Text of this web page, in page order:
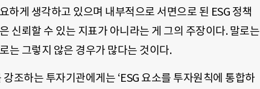
하게 생각하고 있으며 내부적으로 서면으로 된 ESG 정책
신뢰할 수 있는 지표가 아니라는 게 그의 주장이다. 말로는
는 그렇지 않은 경우가 많다는 것이다.
조하는 투자기관에게는 ‘ESG 요소를 투자원칙에 통합하